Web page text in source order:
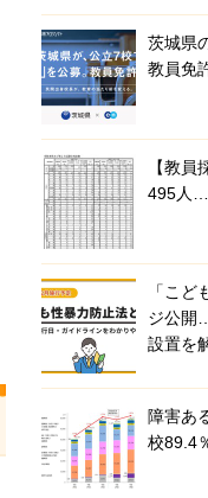
茨城県
教員免
【教
495人
「こ
ジ公開
設置を
障害あ
校89.4